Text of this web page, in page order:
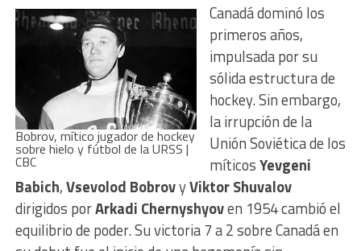
Bobrov, mítico jugador de hockey
sobre hielo y fútbol de la URSS |
CBC
Canadá dominó los
primeros años,
impulsada por su
sólida estructura de
hockey. Sin embargo,
la irrupción de la
Unión Soviética de los
míticosYevgeni
Babich,Vsevolod BobrovyViktor Shuvalov
dirigidos porArkadi Chernyshyoven 1954 cambió el
equilibrio de poder. Su victoria 7 a 2 sobre Canadá en